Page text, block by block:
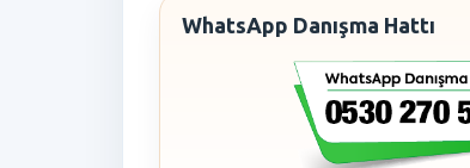
WhatsApp Danışma Hattı